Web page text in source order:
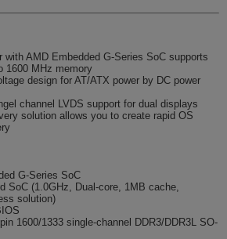
with AMD Embedded G-Series SoC supports
1600 MHz memory
design for AT/ATX power by DC power
channel LVDS support for dual displays
solution allows you to create rapid OS
G-Series SoC
SoC (1.0GHz, Dual-core, 1MB cache,
solution)
1600/1333 single-channel DDR3/DDR3L SO-